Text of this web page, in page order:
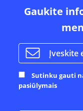
Gaukite
Sutinku gauti
pasiūlymais